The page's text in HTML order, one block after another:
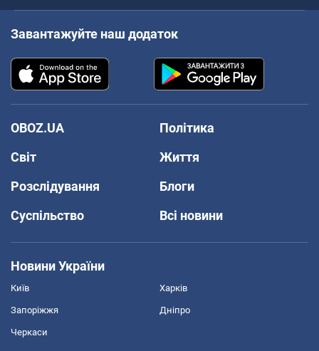
Завантажуйте наш додаток
OBOZ.UA
Політика
Світ
Життя
Розслідування
Блоги
Суспільство
Всі новини
Новини України
Київ Харків
Запоріжжя Дніпро
Черкаси